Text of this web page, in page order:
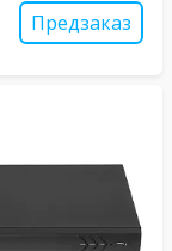
Предзаказ